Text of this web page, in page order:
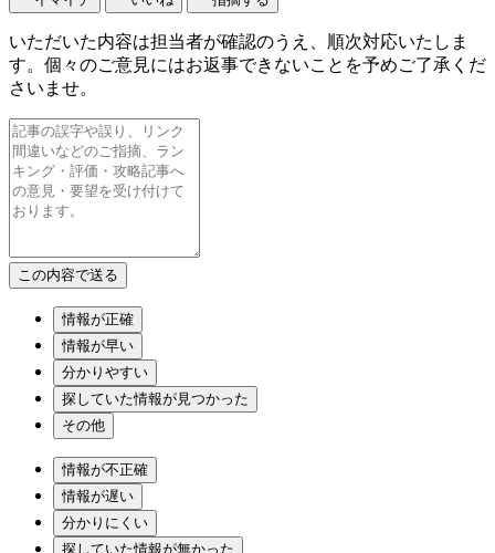
いただいた内容は担当者が確認のうえ、順次対応いたしま
す。個々のご意見にはお返事できないことを予めご了承くだ
さいませ。
情報が正確
情報が早い
分かりやすい
探していた情報が見つかった
その他
情報が不正確
情報が遅い
分かりにくい
探していた情報が無かった